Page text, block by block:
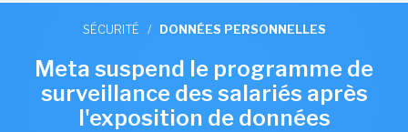
SÉCURITÉ / DONNÉES PERSONNELLES
Meta suspend le programme de
surveillance des salariés après
l'exposition de données